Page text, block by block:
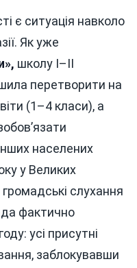
є ситуація навколо
Як уже
школу І–ІІ
перетворити на
(1–4 класи), а
населених
у Великих
слухання
фактично
усі присутні
заблокувавши